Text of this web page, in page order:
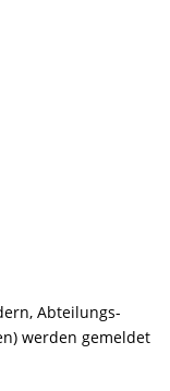
Abteilungs-
werden gemeldet